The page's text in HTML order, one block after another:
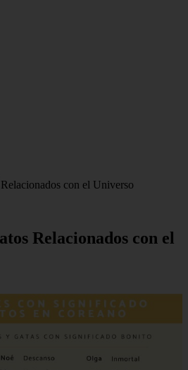
con el Universo
Relacionados con el